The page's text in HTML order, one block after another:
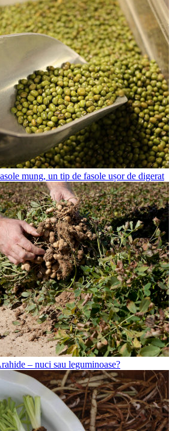
mung, un tip de fasole ușor de digerat
– nuci sau leguminoase?